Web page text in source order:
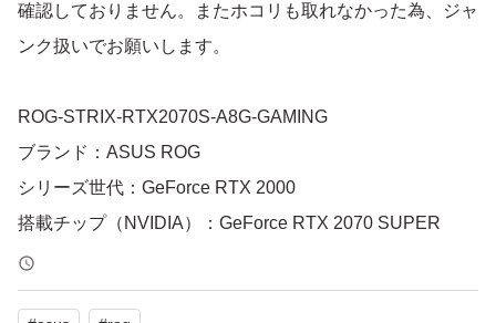
確認しておりません。またホコリも取れなかった為、ジャ
ンク扱いでお願いします。
ROG-STRIX-RTX2070S-A8G-GAMING
ブランド：ASUS ROG
シリーズ世代：GeForce RTX 2000
搭載チップ（NVIDIA）：GeForce RTX 2070 SUPER
コアクロック：1830 MHz
メモリ容量：8 GB